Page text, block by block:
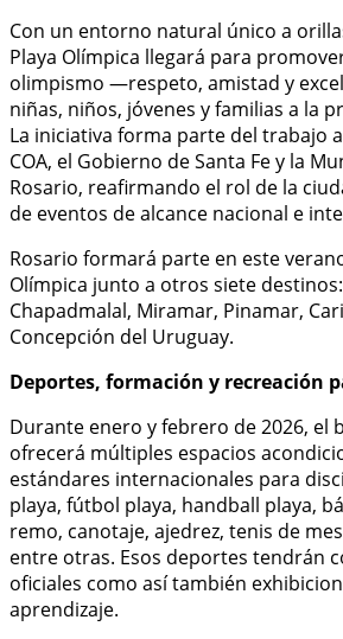
Con un entorno natural único a
Playa Olímpica llegará para
olimpismo —respeto, amistad y
niñas, niños, jóvenes y familias a la
La iniciativa forma parte del trabajo
COA, el Gobierno de Santa Fe y la
Rosario, reafirmando el rol de la
de eventos de alcance nacional e
Rosario formará parte en este
Olímpica junto a otros siete
Chapadmalal, Miramar, Pinamar,
Concepción del Uruguay.
Deportes, formación y recreación
Durante enero y febrero de 2026, el
ofrecerá múltiples espacios
estándares internacionales para
playa, fútbol playa, handball playa,
remo, canotaje, ajedrez, tenis de
entre otras. Esos deportes tendrán
oficiales como así también
aprendizaje.